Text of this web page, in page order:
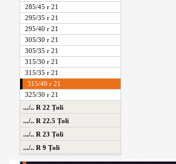
285/45 r 21
295/35 r 21
295/40 r 21
305/30 r 21
305/35 r 21
315/30 r 21
315/35 r 21
315/40 r 21
325/30 r 21
.../.. R 22 Țoli
.../.. R 22.5 Țoli
.../.. R 23 Țoli
.../.. R 9 Țoli